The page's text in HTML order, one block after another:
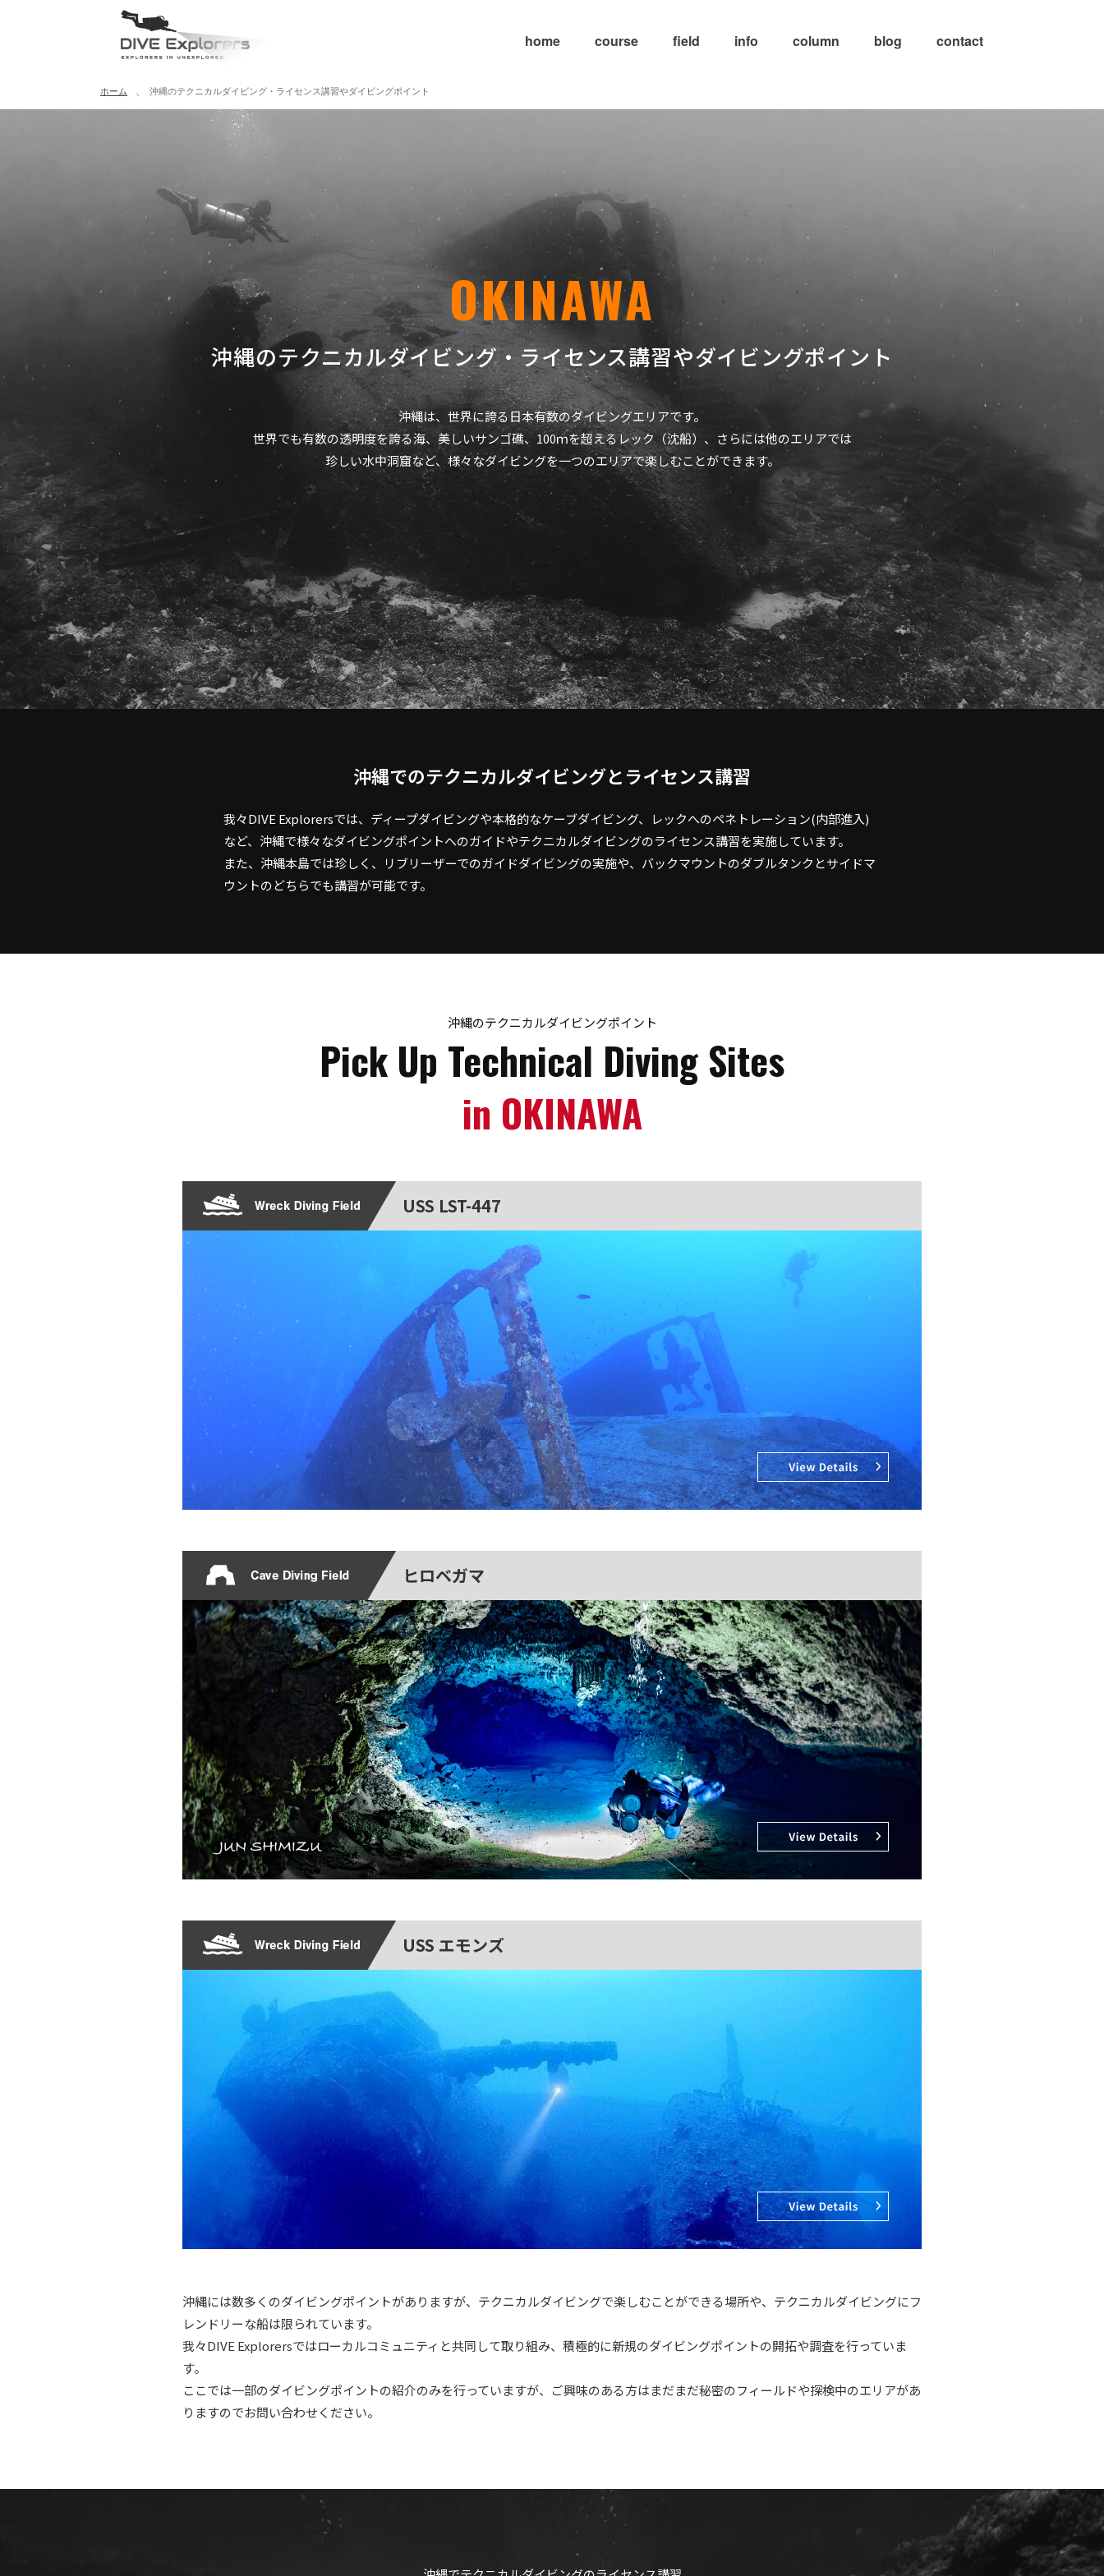
home course field info column blog contact
ホーム 沖縄のテクニカルダイビング・ライセンス講習やダイビングポイント
OKINAWA
沖縄のテクニカルダイビング・ライセンス講習やダイビングポイント
沖縄は、世界に誇る日本有数のダイビングエリアです。
世界でも有数の透明度を誇る海、美しいサンゴ礁、100ｍを超えるレック（沈船）、さらには他のエリアでは
珍しい水中洞窟など、様々なダイビングを一つのエリアで楽しむことができます。
沖縄でのテクニカルダイビングとライセンス講習
我々DIVE Explorersでは、ディープダイビングや本格的なケーブダイビング、レックへのペネトレーション(内部進入)
など、沖縄で様々なダイビングポイントへのガイドやテクニカルダイビングのライセンス講習を実施しています。
また、沖縄本島では珍しく、リブリーザーでのガイドダイビングの実施や、バックマウントのダブルタンクとサイドマ
ウントのどちらでも講習が可能です。
沖縄のテクニカルダイビングポイント
Pick Up Technical DivingSites
in OKINAWA
USS LST-447
ヒロベガマ
USS エモンズ
沖縄には数多くのダイビングポイントがありますが、テクニカルダイビングで楽しむことができる場所や、テクニカルダイビングにフ
レンドリーな船は限られています。
我々DIVE Explorersではローカルコミュニティと共同して取り組み、積極的に新規のダイビングポイントの開拓や調査を行っていま
す。
ここでは一部のダイビングポイントの紹介のみを行っていますが、ご興味のある方はまだまだ秘密のフィールドや探検中のエリアがあ
りますのでお問い合わせください。